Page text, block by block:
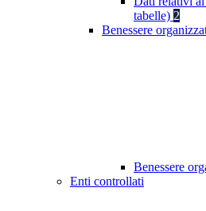
tabelle) 2
Benessere
Benessere
Enti controllati